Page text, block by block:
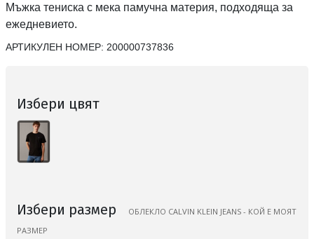
Мъжка тениска с мека памучна материя, подходяща за
ежедневието.
АРТИКУЛЕН НОМЕР: 200000737836
Избери цвят
Избери размер
ОБЛЕКЛО CALVIN KLEIN JEANS - КОЙ Е МОЯТ
РАЗМЕР